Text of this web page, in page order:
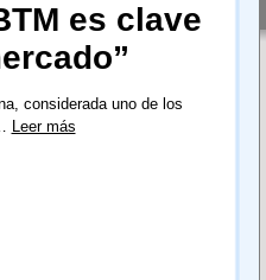
es clave
considerada uno de los
Leer más